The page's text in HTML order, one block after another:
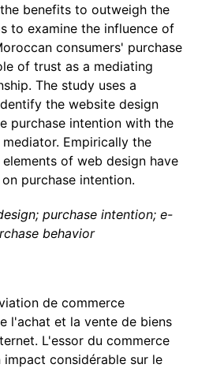
benefits to outweigh the
to examine the influence of
consumers' purchase
of trust as a mediating
The study uses a
the website design
purchase intention with the
Empirically the
of web design have
purchase intention.
purchase intention; e-
behavior
de commerce
l'achat et la vente de biens
L'essor du commerce
impact considérable sur le